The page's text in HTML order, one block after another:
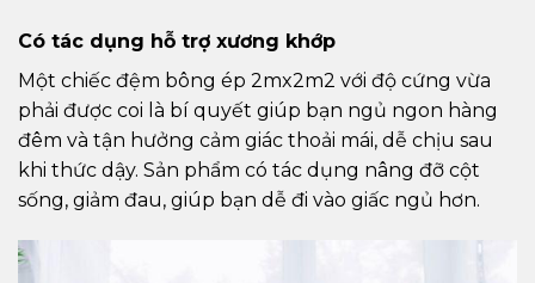
Có tác dụng hỗ trợ xương khớp
Một chiếc đệm bông ép 2mx2m2 với độ cứng vừa
phải được coi là bí quyết giúp bạn ngủ ngon hàng
đêm và tận hưởng cảm giác thoải mái, dễ chịu sau
khi thức dậy. Sản phẩm có tác dụng nâng đỡ cột
sống, giảm đau, giúp bạn dễ đi vào giấc ngủ hơn.